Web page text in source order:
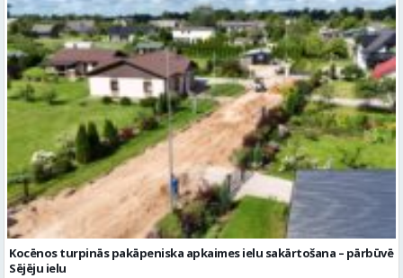
Kocēnos turpinās pakāpeniska apkaimes ielu sakārtošana – pārbūvē
Sējēju ielu